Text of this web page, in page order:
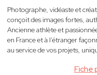
Fiche
Photographe, vidéaste et
conçoit des images fortes,
Ancienne athlète et
en France et à l’étranger
au service de vos projets,